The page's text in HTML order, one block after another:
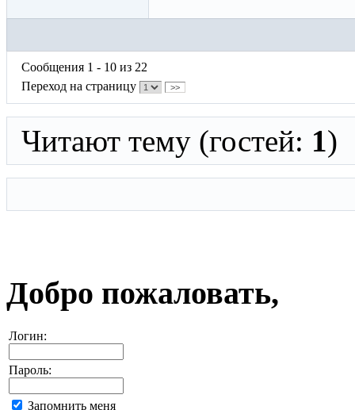
Сообщения 1 - 10 из 22
Переход на страницу
>>
Читают тему (гостей: 1)
Добро пожаловать,
Логин:
Пароль:
Запомнить меня